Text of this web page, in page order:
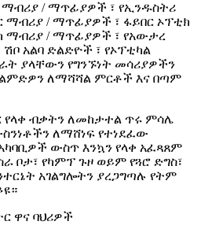
ማብሪያ / ማጥፊያዎች ፣ የኢንዱስትሪ
ማብሪያ / ማጥፊያዎች ፣ ፋይበር ኦፕቲክ
ማብሪያ / ማጥፊያዎች ፣ የአውታረ
አልባ ድልድዮች ፣ የኦፕቲካል
ያላቸውን የግንኙነት መሳሪያዎችን
ልምድዎን ለማሻሻል ምርቶች እና በጣም
ብቃትን ለመከታተል ጥሩ ምሳሌ
ለማሸነፍ የተነደፈው
ውስጥ እንኳን የላቀ አፈጻጸም
ቦታ፣ የካምፕ ጉዞ ወይም የጓሮ ድግስ፣
አገልግሎትን ያረጋግጣሉ የትም
ዋና ባህሪዎች